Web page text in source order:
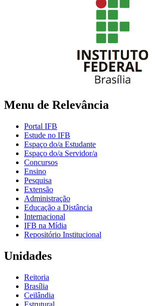
Menu de Relevância
Portal IFB
Estude no IFB
Espaço do/a Estudante
Espaço do/a Servidor/a
Concursos
Ensino
Pesquisa
Extensão
Administração
Educação a Distância
Internacional
IFB na Mídia
Repositório Institucional
Unidades
Reitoria
Brasília
Ceilândia
Estrutural